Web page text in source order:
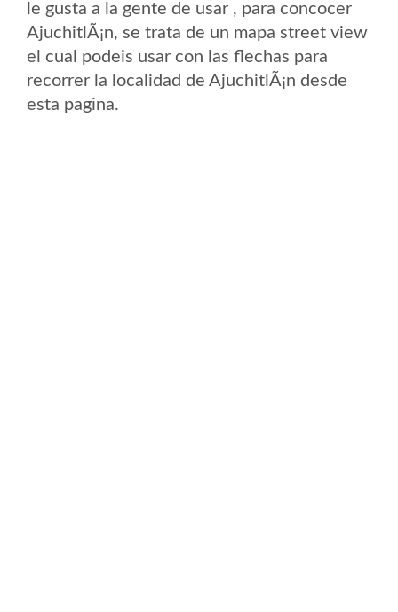
le gusta a la gente de usar , para concocer
AjuchitlÃ¡n, se trata de un mapa street view
el cual podeis usar con las flechas para
recorrer la localidad de AjuchitlÃ¡n desde
esta pagina.